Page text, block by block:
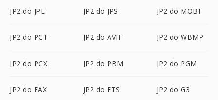
JP2 do JPE JP2 do JPS JP2 do MOBI
JP2 do PCT JP2 do AVIF JP2 do WBMP
JP2 do PCX JP2 do PBM JP2 do PGM
JP2 do FAX JP2 do FTS JP2 do G3